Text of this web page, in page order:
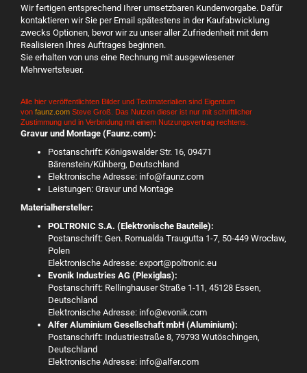
Wir fertigen entsprechend Ihrer umsetzbaren Kundenvorgabe. Dafür
kontaktieren wir Sie per Email spätestens in der Kaufabwicklung
zwecks Optionen, bevor wir zu unser aller Zufriedenheit mit dem
Realisieren Ihres Auftrages beginnen.
Sie erhalten von uns eine Rechnung mit ausgewiesener
Mehrwertsteuer.
Alle hier veröffentlichten Bilder und Textmaterialien sind Eigentum
von faunz.com Steve Groß. Das Nutzen dieser ist nur mit schriftlicher
Zustimmung und in Verbindung mit einem Nutzungsvertrag rechtens.
Gravur und Montage (Faunz.com):
Postanschrift: Königswalder Str. 16, 09471
Bärenstein/Kühberg, Deutschland
Elektronische Adresse: info@faunz.com
Leistungen: Gravur und Montage
Materialhersteller:
POLTRONIC S.A. (Elektronische Bauteile):
Postanschrift: Gen. Romualda Traugutta 1-7, 50-449 Wrocław,
Polen
Elektronische Adresse: export@poltronic.eu
Evonik Industries AG (Plexiglas):
Postanschrift: Rellinghauser Straße 1-11, 45128 Essen,
Deutschland
Elektronische Adresse: info@evonik.com
Alfer Aluminium Gesellschaft mbH (Aluminium):
Postanschrift: Industriestraße 8, 79793 Wutöschingen,
Deutschland
Elektronische Adresse: info@alfer.com